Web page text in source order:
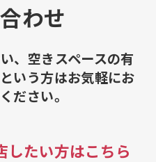
わせ
、空きスペースの有
いう方はお気軽にお
ださい。
したい方はこちら